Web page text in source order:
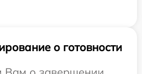
о готовности